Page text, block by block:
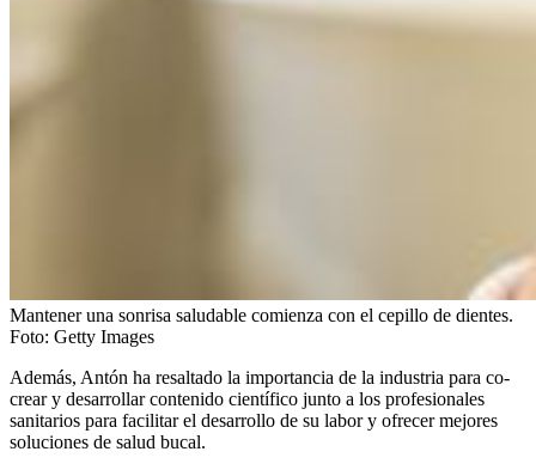
Mantener una sonrisa saludable comienza con el cepillo de dientes.
Foto: Getty Images
Además, Antón ha resaltado la importancia de la industria para co-
crear y desarrollar contenido científico junto a los profesionales
sanitarios para facilitar el desarrollo de su labor y ofrecer mejores
soluciones de salud bucal.